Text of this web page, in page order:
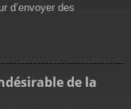
d’envoyer des
de la